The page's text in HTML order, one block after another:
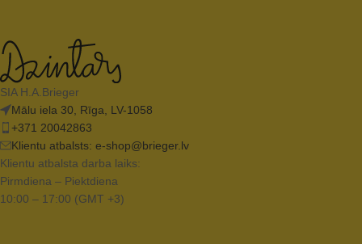
SIA H.A.Brieger
Mālu iela 30, Rīga, LV-1058
+371 20042863
Klientu atbalsts: e-shop@brieger.lv
Klientu atbalsta darba laiks:
Pirmdiena – Piektdiena
10:00 – 17:00 (GMT +3)